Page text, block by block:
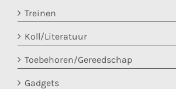
Treinen
Koll/Literatuur
Toebehoren/Gereedschap
Gadgets